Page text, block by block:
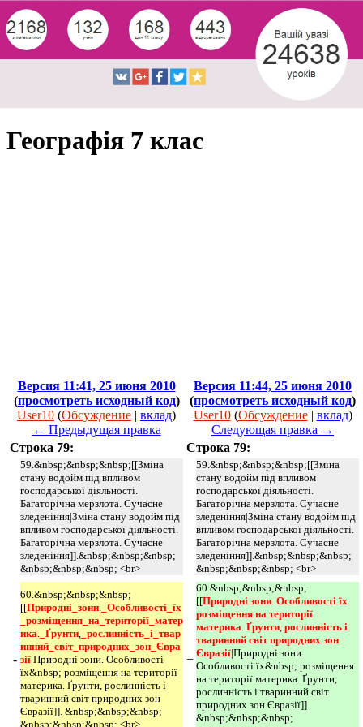
Географія 7 клас
Версия 11:41, 25 июня 2010
(просмотреть исходный код)
User10 (Обсуждение | вклад)
← Предыдущая правка
Версия 11:44, 25 июня 2010
(просмотреть исходный код)
User10 (Обсуждение| вклад)
Следующая правка →
Строка 79:
Строка 79:
59.&nbsp;&nbsp;&nbsp;[[Зміна
стану водойм під впливом
господарської діяльності.
Багаторічна мерзлота. Сучасне
зледеніння|Зміна стану водойм під
впливом господарської діяльності.
Багаторічна мерзлота. Сучасне
зледеніння]].&nbsp;&nbsp;&nbsp;
&nbsp;&nbsp;&nbsp; <br>
59.&nbsp;&nbsp;&nbsp;[[Зміна
стану водойм під впливом
господарської діяльності.
Багаторічна мерзлота. Сучасне
зледеніння|Зміна стану водойм під
впливом господарської діяльності.
Багаторічна мерзлота. Сучасне
зледеніння]].&nbsp;&nbsp;&nbsp;
&nbsp;&nbsp;&nbsp; <br>
-
60.&nbsp;&nbsp;&nbsp;
[[Природні_зони. _Особливості_їх
_розміщення_на_території_матер
ика. _Ґрунти, _рослинність_і_твар
инний_світ_природних_зон_Євра
зії|Природні зони. Особливості
їх&nbsp; розміщення на території
материка. Ґрунти, рослинність і
тваринний світ природних зон
Євразії]]. &nbsp;&nbsp;&nbsp;
&nbsp;&nbsp;&nbsp; <br>
+
60.&nbsp;&nbsp;&nbsp;
[[Природні зони. Особливості їх
розміщення на території
материка. Ґрунти, рослинність і
тваринний світ природних зон
Євразії|Природні зони.
Особливості їх&nbsp; розміщення
на території материка. Ґрунти,
рослинність і тваринний світ
природних зон Євразії]].
&nbsp;&nbsp;&nbsp;